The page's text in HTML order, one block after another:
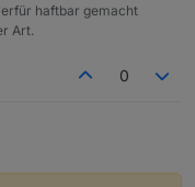
haftbar gemacht
Art.
0